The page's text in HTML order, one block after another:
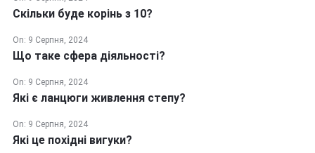
Скільки буде корінь з 10?
On: 9 Серпня, 2024
Що таке сфера діяльності?
On: 9 Серпня, 2024
Які є ланцюги живлення степу?
On: 9 Серпня, 2024
Які це похідні вигуки?